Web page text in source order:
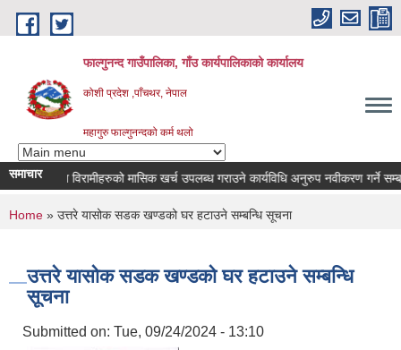
Skip to main content
फाल्गुनन्द गाउँपालिका, गाँउ कार्यपालिकाको कार्यालय
कोशी प्रदेश ,पाँचथर, नेपाल
महागुरु फाल्गुनन्दको कर्म थलो
समाचाररोगका विरामीहरुको मासिक खर्च उपलब्ध गराउने कार्यविधि अनुरुप नवीकरण गर्ने
You are here
Home » उत्तरे यासोक सडक खण्डको घर हटाउने सम्बन्धि सूचना
उत्तरे यासोक सडक खण्डको घर हटाउने सम्बन्धि
सूचना
Submitted on: Tue, 09/24/2024 - 13:10